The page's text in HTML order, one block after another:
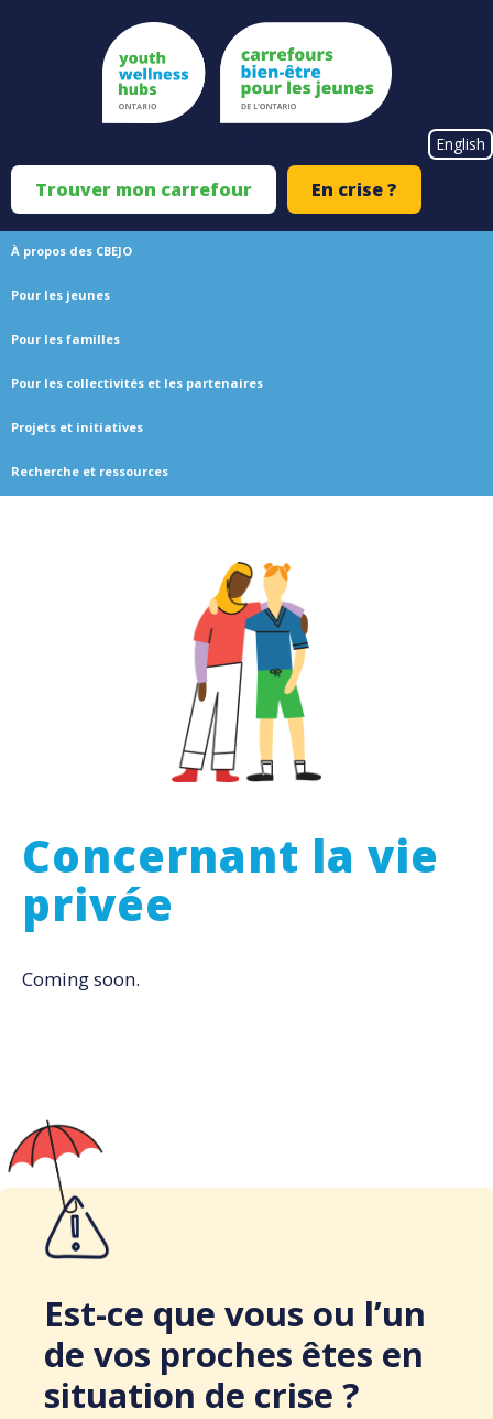
English
Top
Menu
Trouver mon carrefour En crise ?
Main
À propos des CBEJO
Pour les jeunes
Pour les familles
Pour les collectivités et les partenaires
Projets et initiatives
Recherche et ressources
Concernant la vie
privée
Coming soon.
Est-ce que vous ou l’un
de vos proches êtes en
situation de crise ?